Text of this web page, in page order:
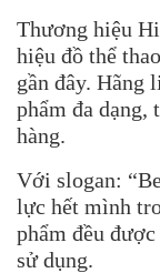
Thương hiệu
hiệu đồ thể
gần đây. Hãng
phẩm đa dạng,
hàng.
Với slogan:
lực hết mình
phẩm đều
sử dụng.